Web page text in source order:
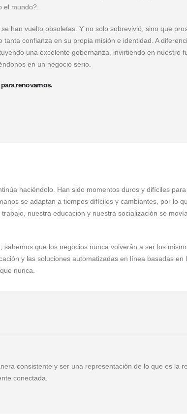
el mundo?.
han vuelto obsoletas. Y no solo sobrevivió, sino que
confianza en su propia misión e identidad. A
una excelente gobernanza, invirtiendo en nuestro
en un negocio serio.
renovarnos.
haciéndolo. Han sido momentos duros y difíciles para
se adaptan a tiempos difíciles y cambiantes, por lo
nuestra educación y nuestra socialización se
que los negocios nunca volverán a ser los
y las soluciones automatizadas en línea basadas en
nunca.
consistente y ser una representación de lo que es la
conectada.